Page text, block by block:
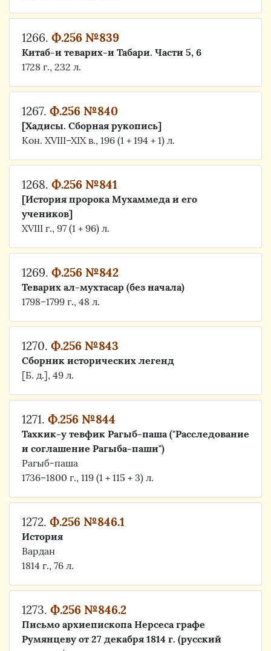
1266. Ф.256 №839
Китаб-и теварих-и Табари. Части 5, 6
1728 г., 232 л.
1267. Ф.256 №840
[Хадиcы. Сборная рукопись]
Кон. XVIII–XIX в., 196 (1 + 194 + 1) л.
1268. Ф.256 №841
[История пророка Мухаммеда и его
учеников]
XVIII г., 97 (1 + 96) л.
1269. Ф.256 №842
Теварих ал-мухтасар (без начала)
1798–1799 г., 48 л.
1270. Ф.256 №843
Сборник исторических легенд
[Б. д.], 49 л.
1271. Ф.256 №844
Тахкик-у тевфик Рагыб-паша ("Расследование
и соглашение Рагыба-паши")
Рагыб-паша
1736–1800 г., 119 (1 + 115 + 3) л.
1272. Ф.256 №846.1
История
Вардан
1814 г., 76 л.
1273. Ф.256 №846.2
Письмо архиепископа Нерсеса графе
Румянцеву от 27 декабря 1814 г. (русский